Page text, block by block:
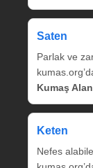
Saten
Parlak ve
Kumaş
Keten
Nefes